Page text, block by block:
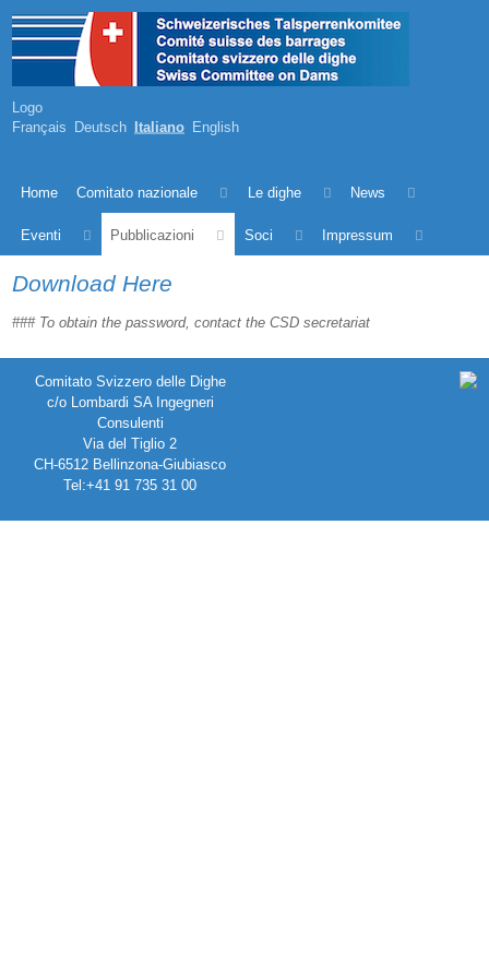
Logo
Français Deutsch Italiano English
Home Comitato nazionale Le dighe News
Eventi Pubblicazioni Soci Impressum
Download Here
### To obtain the password, contact the CSD secretariat
Comitato Svizzero delle Dighe
c/o Lombardi SA Ingegneri
Consulenti
Via del Tiglio 2
CH-6512 Bellinzona-Giubiasco
Tel:+41 91 735 31 00